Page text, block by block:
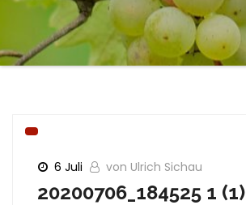
6 Juli von Ulrich Sichau
20200706_184525 1 (1)